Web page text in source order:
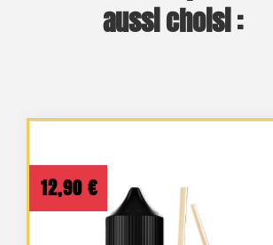
aussi choisi :
12,90 €